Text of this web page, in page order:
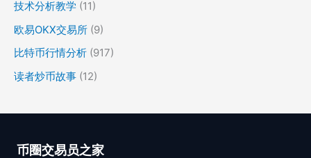
技术分析教学 (11)
欧易OKX交易所 (9)
比特币行情分析 (917)
读者炒币故事 (12)
币圈交易员之家